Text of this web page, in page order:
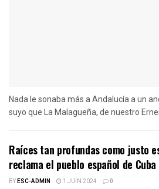
Nada le sonaba más a Andalucía a un
suyo que La Malagueña, de nuestro
Raíces tan profundas como justo
reclama el pueblo español de Cuba
BYESC-ADMIN 1 JUIN 2024 0